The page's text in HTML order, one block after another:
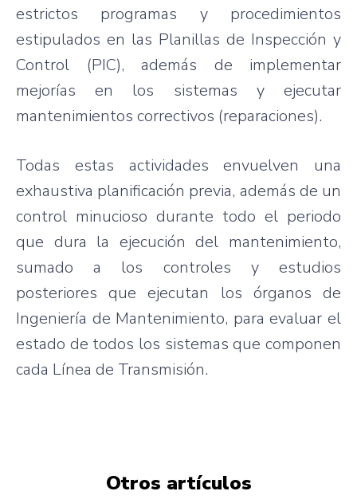
estrictos programas y procedimientos
estipulados en las Planillas de Inspección y
Control (PIC), además de implementar
mejorías en los sistemas y ejecutar
mantenimientos correctivos (reparaciones).
Todas estas actividades envuelven una
exhaustiva planificación previa, además de un
control minucioso durante todo el periodo
que dura la ejecución del mantenimiento,
sumado a los controles y estudios
posteriores que ejecutan los órganos de
Ingeniería de Mantenimiento, para evaluar el
estado de todos los sistemas que componen
cada Línea de Transmisión.
Otros artículos